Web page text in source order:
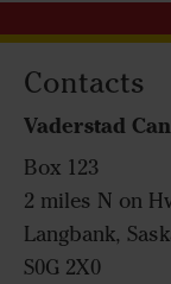
Contacts
Vaderstad
Box 123
2 miles N on
Langbank,
S0G 2X0